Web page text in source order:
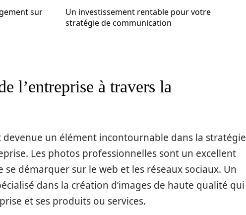
sur
Un investissement rentable pour votre
stratégie de communication
l’entreprise à travers la
un élément incontournable dans la stratégie
Les photos professionnelles sont un excellent
démarquer sur le web et les réseaux sociaux. Un
dans la création d’images de haute qualité qui
et ses produits ou services.